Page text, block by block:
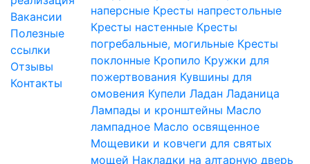
Вакансии
Полезные
ссылки
Отзывы
Контакты
наперсные Кресты напрестольные
Кресты настенные Кресты
погребальные, могильные Кресты
поклонные Кропило Кружки для
пожертвования Кувшины для
омовения Купели Ладан Ладаница
Лампады и кронштейны Масло
лампадное Масло освященное
Мощевики и ковчеги для святых
мощей Накладки на алтарную дверь